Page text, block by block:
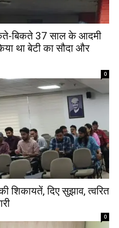
बिकते 37 साल के आदमी
था बेटी का सौदा और
0
शिकायतें, दिए सुझाव, त्वरित
0